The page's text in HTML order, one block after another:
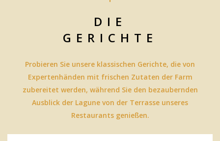
DIE
GERICHTE
Probieren Sie unsere klassischen Gerichte, die von
Expertenhänden mit frischen Zutaten der Farm
zubereitet werden, während Sie den bezaubernden
Ausblick der Lagune von der Terrasse unseres
Restaurants genießen.